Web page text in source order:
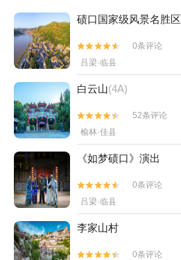
碛口国家级风景名胜区


0条评论
吕梁·临县
白云山(4A)


52条评论
榆林·佳县
《如梦碛口》演出


0条评论
吕梁·临县
李家山村

 0条评论